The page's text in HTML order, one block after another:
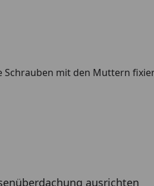
Schrauben mit den Muttern
ausrichten